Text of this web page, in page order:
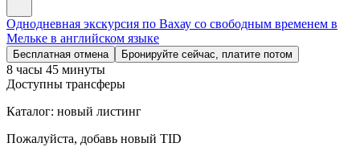
Однодневная экскурсия по Вахау со свободным временем в
Мельке в английском языке
Бесплатная отмена Бронируйте сейчас, платите потом
8 часы 45 минуты
Доступны трансферы
Каталог: новый листинг
Пожалуйста, добавь новый TID